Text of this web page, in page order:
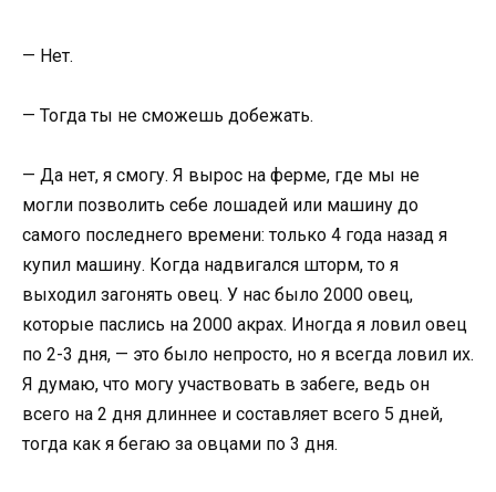
— Нет.
— Тогда ты не сможешь добежать.
— Да нет, я смогу. Я вырос на ферме, где мы не
могли позволить себе лошадей или машину до
самого последнего­ времени: только 4 года назад я
купил машину. Когда надвигался­ шторм, то я
выходил загонять овец. У нас было 2000 овец,
которые паслись на 2000 акрах. Иногда я ловил овец
по 2-3 дня, — это было непросто, но я всегда ловил их.
Я думаю, что могу участвоват­ь в забеге, ведь он
всего на 2 дня длиннее и составляет­ всего 5 дней,
тогда как я бегаю за овцами по 3 дня.